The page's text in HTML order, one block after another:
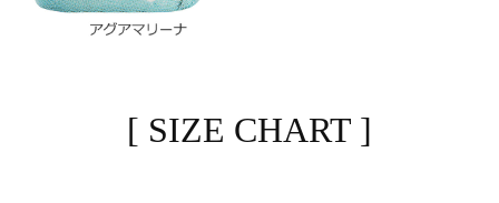
[ SIZE CHART ]